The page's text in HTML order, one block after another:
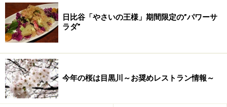
日比谷「やさいの王様」期間限定の”パワーサ
ラダ”
今年の桜は目黒川～お奨めレストラン情報～